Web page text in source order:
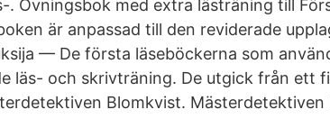
. Övningsbok med extra lästräning till
är anpassad till den reviderade
— De första läseböckerna som
läs- och skrivträning. De utgick från ett
Blomkvist. Mästerdetektiven